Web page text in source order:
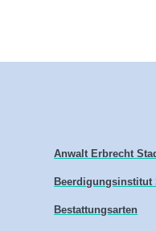
Anwalt Erbrecht
Beerdigungsinstitut
Bestattungsarten